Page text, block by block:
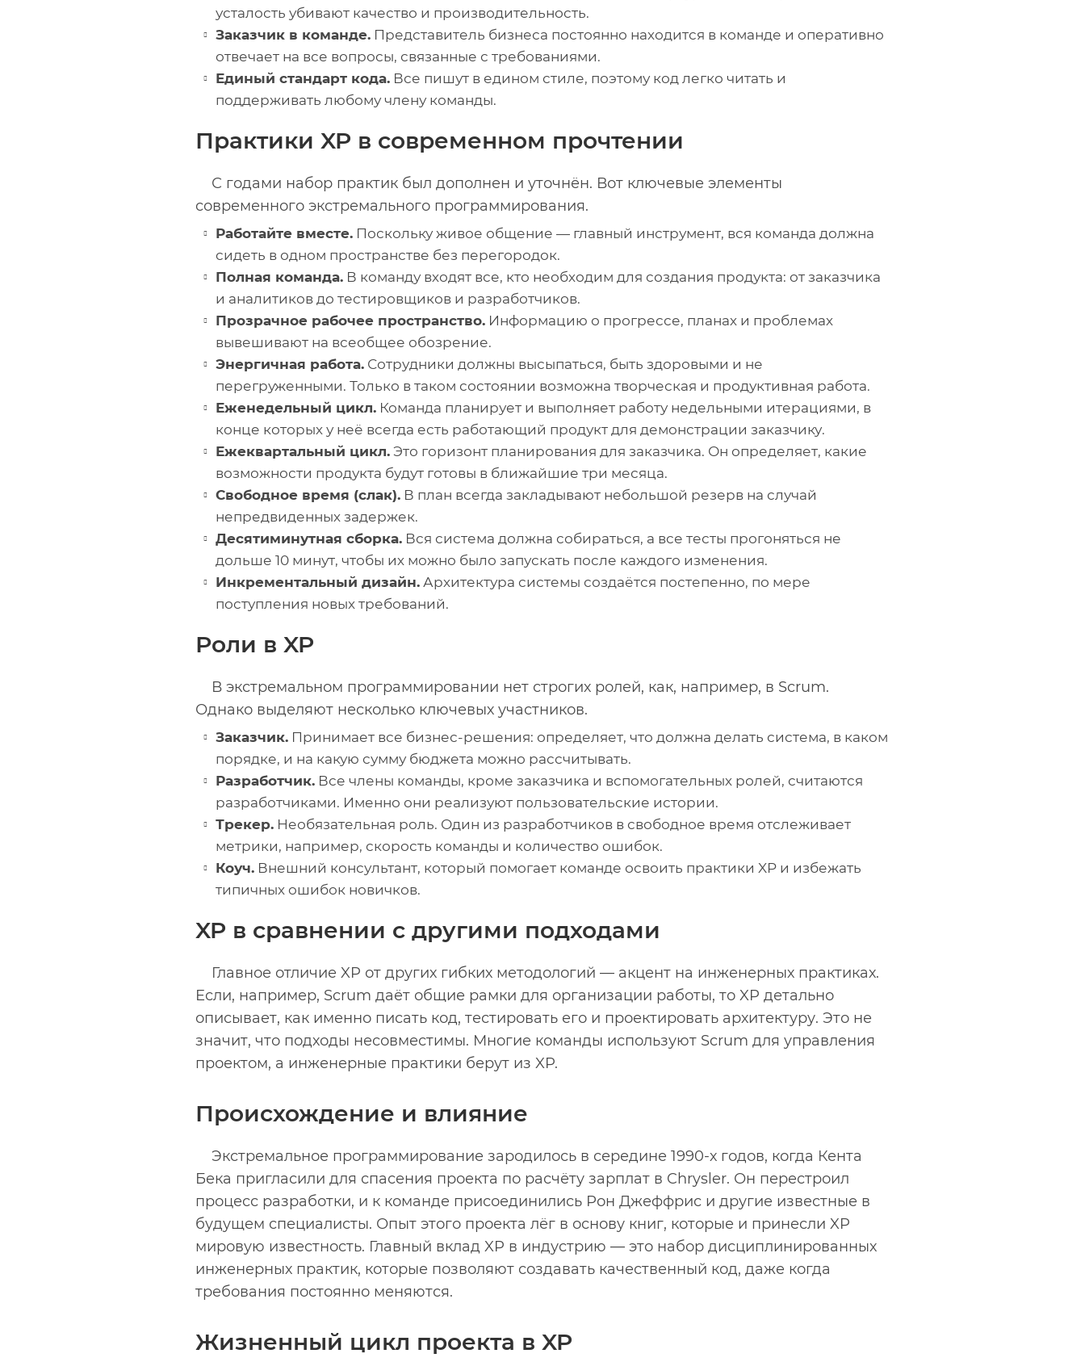
усталость убивают качество и производительность.
Заказчик в команде. Представитель бизнеса постоянно находится в команде и оперативно
отвечает на все вопросы, связанные с требованиями.
Единый стандарт кода. Все пишут в едином стиле, поэтому код легко читать и
поддерживать любому члену команды.
Практики XP в современном прочтении
С годами набор практик был дополнен и уточнён. Вот ключевые элементы
современного экстремального программирования.
Работайте вместе. Поскольку живое общение — главный инструмент, вся команда должна
сидеть в одном пространстве без перегородок.
Полная команда. В команду входят все, кто необходим для создания продукта: от заказчика
и аналитиков до тестировщиков и разработчиков.
Прозрачное рабочее пространство. Информацию о прогрессе, планах и проблемах
вывешивают на всеобщее обозрение.
Энергичная работа. Сотрудники должны высыпаться, быть здоровыми и не
перегруженными. Только в таком состоянии возможна творческая и продуктивная работа.
Еженедельный цикл. Команда планирует и выполняет работу недельными итерациями, в
конце которых у неё всегда есть работающий продукт для демонстрации заказчику.
Ежеквартальный цикл. Это горизонт планирования для заказчика. Он определяет, какие
возможности продукта будут готовы в ближайшие три месяца.
Свободное время (слак). В план всегда закладывают небольшой резерв на случай
непредвиденных задержек.
Десятиминутная сборка. Вся система должна собираться, а все тесты прогоняться не
дольше 10 минут, чтобы их можно было запускать после каждого изменения.
Инкрементальный дизайн. Архитектура системы создаётся постепенно, по мере
поступления новых требований.
Роли в XP
В экстремальном программировании нет строгих ролей, как, например, в Scrum.
Однако выделяют несколько ключевых участников.
Заказчик. Принимает все бизнес-решения: определяет, что должна делать система, в каком
порядке, и на какую сумму бюджета можно рассчитывать.
Разработчик. Все члены команды, кроме заказчика и вспомогательных ролей, считаются
разработчиками. Именно они реализуют пользовательские истории.
Трекер. Необязательная роль. Один из разработчиков в свободное время отслеживает
метрики, например, скорость команды и количество ошибок.
Коуч. Внешний консультант, который помогает команде освоить практики XP и избежать
типичных ошибок новичков.
XP в сравнении с другими подходами
Главное отличие XP от других гибких методологий — акцент на инженерных практиках.
Если, например, Scrum даёт общие рамки для организации работы, то XP детально
описывает, как именно писать код, тестировать его и проектировать архитектуру. Это не
значит, что подходы несовместимы. Многие команды используют Scrum для управления
проектом, а инженерные практики берут из XP.
Происхождение и влияние
Экстремальное программирование зародилось в середине 1990-х годов, когда Кента
Бека пригласили для спасения проекта по расчёту зарплат в Chrysler. Он перестроил
процесс разработки, и к команде присоединились Рон Джеффрис и другие известные в
будущем специалисты. Опыт этого проекта лёг в основу книг, которые и принесли XP
мировую известность. Главный вклад XP в индустрию — это набор дисциплинированных
инженерных практик, которые позволяют создавать качественный код, даже когда
требования постоянно меняются.
Жизненный цикл проекта в XP